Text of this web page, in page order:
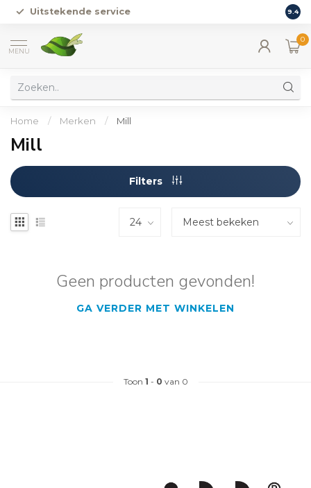
Uitstekende service 9.4
MENU
0
Home / Merken / Mill
Mill
Filters
Geen producten gevonden!
GA VERDER MET WINKELEN
Toon 1 - 0 van 0